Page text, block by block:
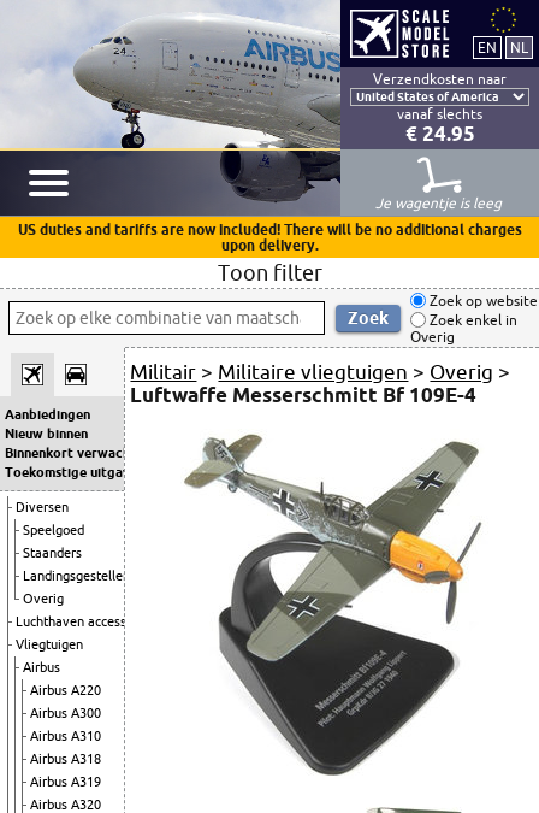
Verzendkosten naar
vanaf slechts
€ 24.95
Je wagentje is leeg
US duties and tariffs are now included! There will be no additional charges
upon delivery.
Toon filter
Zoek op website
Zoek enkel in
Overig
Aanbiedingen
Nieuw binnen
Binnenkort verwacht
Toekomstige uitgaven
Diversen
Speelgoed
Staanders
Landingsgestellen
Overig
Luchthaven accessoires
Vliegtuigen
Airbus
Airbus A220
Airbus A300
Airbus A310
Airbus A318
Airbus A319
Airbus A320
Militair > Militaire vliegtuigen > Overig >
Luftwaffe Messerschmitt Bf 109E-4